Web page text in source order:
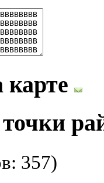
карте
357)